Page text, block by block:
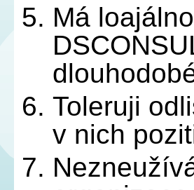
Má
Toleruji
v nich